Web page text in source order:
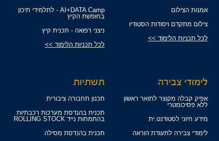
אמנות הצילום
צילום מתקדם ויסודות הסטודיו
לכל תכניות הלימוד >>
AI+DATA Camp - לתלמידי תיכון
בחופשת הקיץ
ניצני רפואה - תכנית קיץ
לכל תכניות הלימוד >>
לימודי צבירה
אפיק קבלה מקוצר לתואר ראשון
ללא פסיכומטרי
מידע חיוני לסטודנט.ית
לימודי צבירה לתעודת הוראה
תשתיות
תכנון תחבורה ציבורית
תכנית בהנדסת מערכות רכבתיות
בהתמחות נייד ROLLING STOCK
תכנית בהנדסת מסילה